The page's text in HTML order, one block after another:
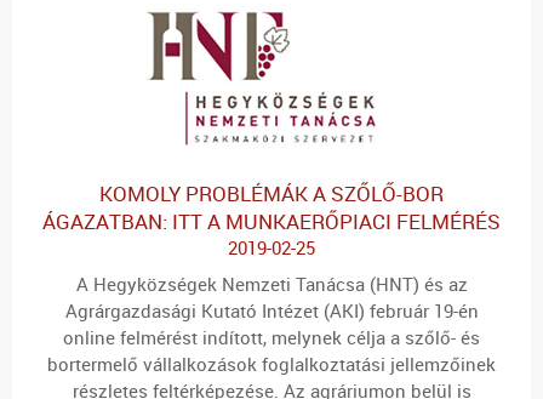
KOMOLY PROBLÉMÁK A SZŐLŐ-BOR
ÁGAZATBAN: ITT A MUNKAERŐPIACI FELMÉRÉS
2019-02-25
A Hegyközségek Nemzeti Tanácsa (HNT) és az
Agrárgazdasági Kutató Intézet (AKI) február 19-én
online felmérést indított, melynek célja a szőlő- és
bortermelő vállalkozások foglalkoztatási jellemzőinek
részletes feltérképezése. Az agráriumon belül is